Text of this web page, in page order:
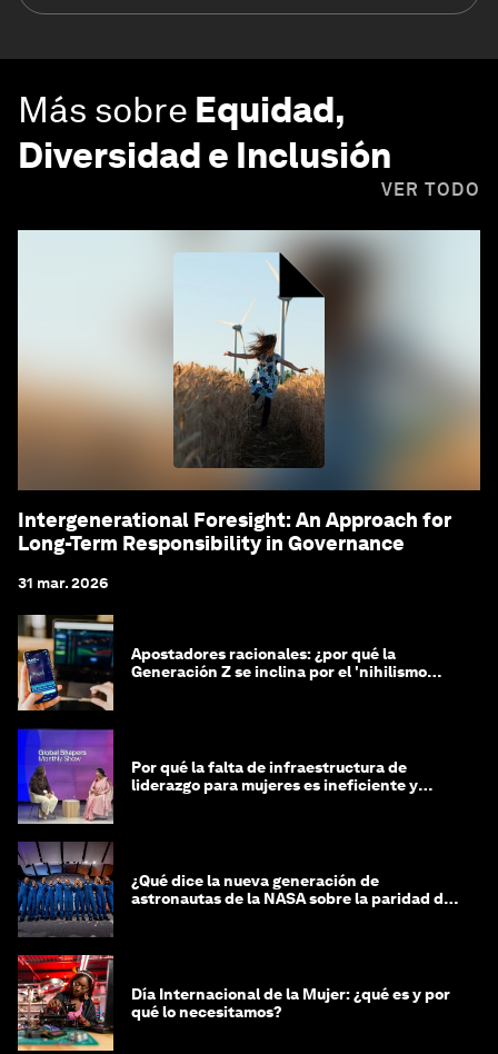
Más sobre Equidad,
Diversidad e Inclusión
VER TODO
Intergenerational Foresight: An Approach for
Long-Term Responsibility in Governance
31 mar. 2026
Apostadores racionales: ¿por qué la
Generación Z se inclina por el 'nihilismo
Por qué la falta de infraestructura de
liderazgo para mujeres es ineficiente y
¿Qué dice la nueva generación de
astronautas de la NASA sobre la paridad de
Día Internacional de la Mujer: ¿qué es y por
qué lo necesitamos?